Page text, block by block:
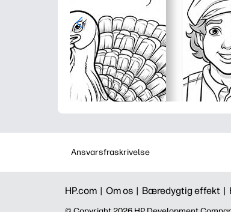
Ansvarsfraskrivelse
HP.com | Om os | Bæredygtig effekt |